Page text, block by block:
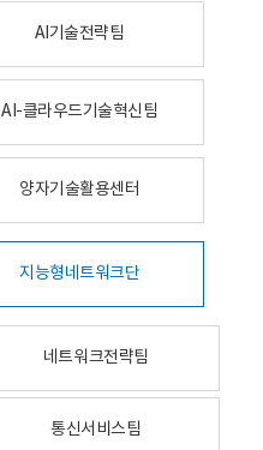
AI기술전략팀
AI-클라우드기술혁신팀
양자기술활용센터
지능형네트워크단
네트워크전략팀
통신서비스팀